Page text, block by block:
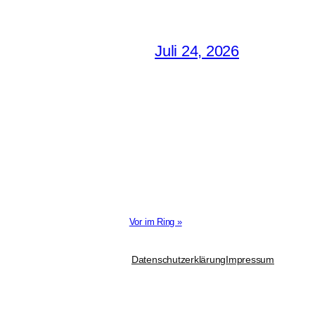
Juli 24, 2026
Vor im Ring »
DatenschutzerklärungImpressum